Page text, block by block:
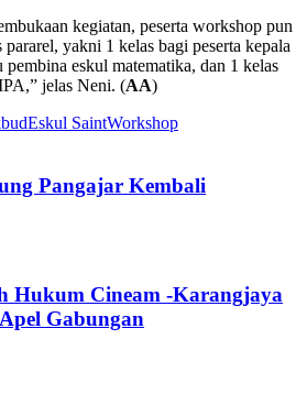
kegiatan, peserta workshop pun
yakni 1 kelas bagi peserta kepala
eskul matematika, dan 1 kelas
jelas Neni. (AA)
Eskul SaintWorkshop
Pangajar Kembali
Hukum Cineam -Karangjaya
Gabungan